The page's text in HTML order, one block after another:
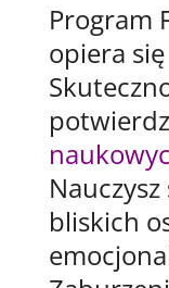
Program
opiera
bliskich